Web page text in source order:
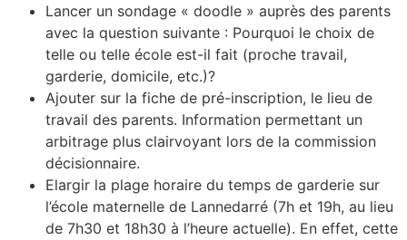
Lancer un sondage « doodle » auprès des parents
avec la question suivante : Pourquoi le choix de
telle ou telle école est-il fait (proche travail,
garderie, domicile, etc.)?
Ajouter sur la fiche de pré-inscription, le lieu de
travail des parents. Information permettant un
arbitrage plus clairvoyant lors de la commission
décisionnaire.
Elargir la plage horaire du temps de garderie sur
l’école maternelle de Lannedarré (7h et 19h, au lieu
de 7h30 et 18h30 à l’heure actuelle). En effet, cette